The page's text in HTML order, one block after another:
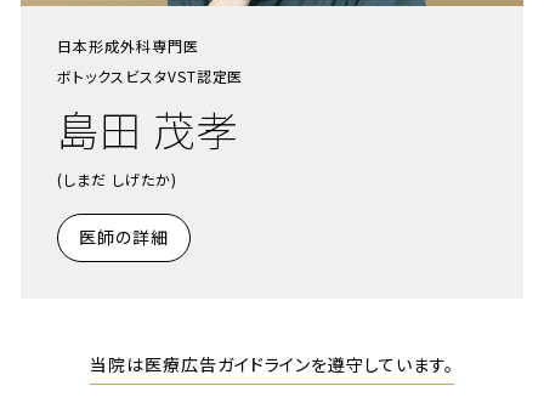
日本形成外科専門医
ボトックスビスタVST認定医
島田 茂孝
(しまだ しげたか)
医師の詳細
当院は医療広告ガイドラインを遵守しています。